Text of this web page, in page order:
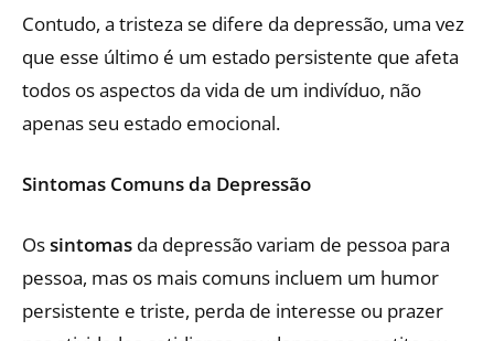
Contudo, a tristeza se difere da depressão, uma vez
que esse último é um estado persistente que afeta
todos os aspectos da vida de um indivíduo, não
apenas seu estado emocional.
Sintomas Comuns da Depressão
Ossintomas da depressão variam de pessoa para
pessoa, mas os mais comuns incluem um humor
persistente e triste, perda de interesse ou prazer